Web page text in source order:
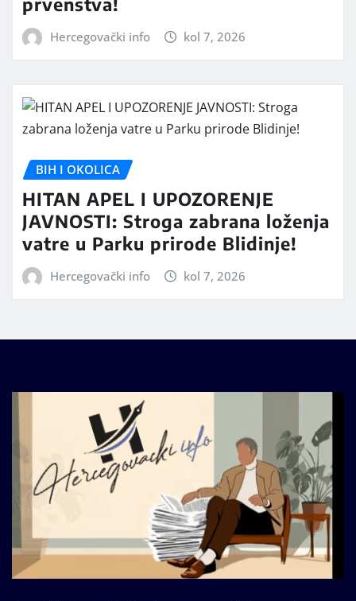
Hercegovački info kol 7, 2026
BIH I OKOLICA
HITAN APEL I UPOZORENJE
JAVNOSTI: Stroga zabrana loženja
vatre u Parku prirode Blidinje!
Hercegovački info kol 7, 2026